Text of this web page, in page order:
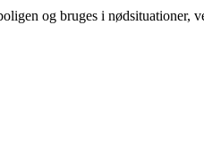
og bruges i nødsituationer,